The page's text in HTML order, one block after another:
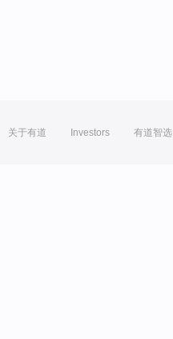
关于有道 Investors 有道智选